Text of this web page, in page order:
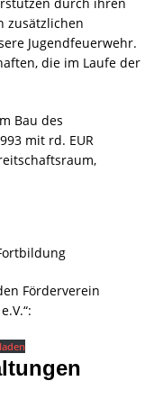
zusätzlichen
Jugendfeuerwehr.
die im Laufe der
Bau des
mit rd. EUR
Förderverein